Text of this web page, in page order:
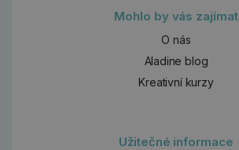
Mohlo by vás zajímat
O nás
Aladine blog
Kreativní kurzy
Užitečné informace